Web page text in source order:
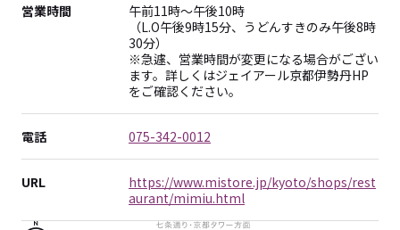
営業時間
午前11時～午後10時
（L.O午後9時15分、うどんすきのみ午後8時
30分）
※急遽、営業時間が変更になる場合がござい
ます。詳しくはジェイアール京都伊勢丹HP
をご確認ください。
電話 075-342-0012
URL
https://www.mistore.jp/kyoto/shops/rest
aurant/mimiu.html